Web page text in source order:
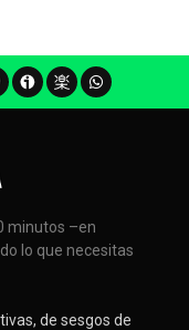
minutos –en
lo que necesitas
de sesgos de